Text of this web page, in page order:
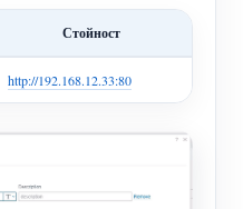
Стойност
http://192.168.12.33:80